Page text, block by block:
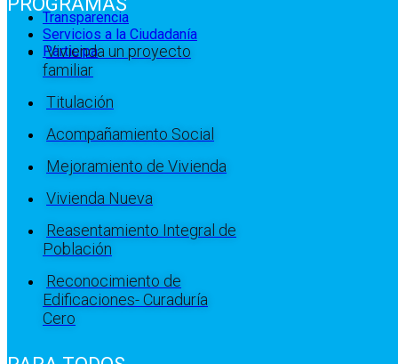
Transparencia
Servicios a la Ciudadanía
Participa
Vivienda un proyecto
familiar
Titulación
Acompañamiento Social
Mejoramiento de Vivienda
Vivienda Nueva
Reasentamiento Integral de
Población
Reconocimiento de
Edificaciones- Curaduría
Cero